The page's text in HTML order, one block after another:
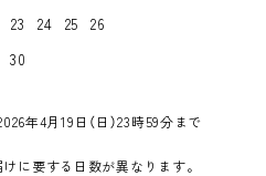
23 24 25
26
30
年4月19日（日）23時59分まで
に要する日数が異なります。